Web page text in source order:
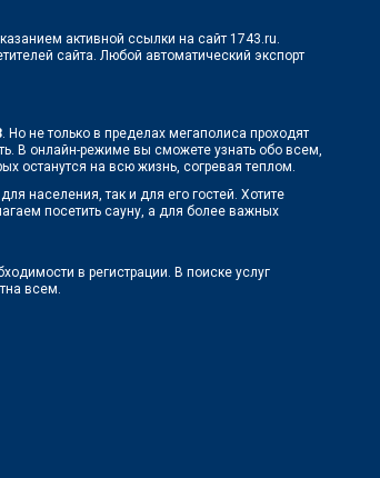
активной ссылки на сайт 1743.ru.
сайта. Любой автоматический экспорт
. Но не только в пределах мегаполиса проходят
В онлайн-режиме вы сможете узнать обо всем,
останутся на всю жизнь, согревая теплом.
населения, так и для его гостей. Хотите
посетить сауну, а для более важных
в регистрации. В поиске услуг
всем.